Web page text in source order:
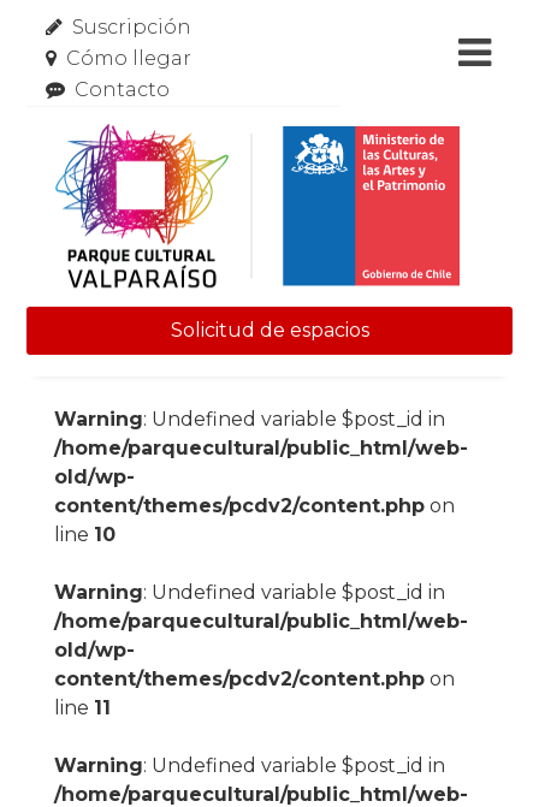
Suscripción
Cómo llegar
Contacto
Solicitud de espacios
Warning: Undefined variable $post_id in
/home/parquecultural/public_html/web-
old/wp-
content/themes/pcdv2/content.phpon
line 10
Warning: Undefined variable $post_id in
/home/parquecultural/public_html/web-
old/wp-
content/themes/pcdv2/content.phpon
line 11
Warning: Undefined variable $post_id in
/home/parquecultural/public_html/web-